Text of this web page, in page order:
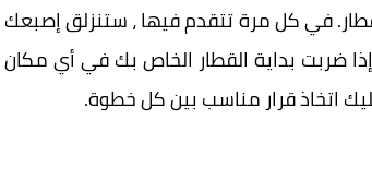
في كل مرة تتقدم فيها ، ستنزلق إصبعك
ضربت بداية القطار الخاص بك في أي مكان
اتخاذ قرار مناسب بين كل خطوة.